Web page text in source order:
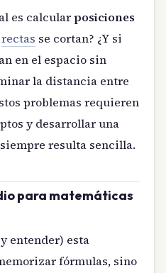
es calcular posiciones
rectas se cortan? ¿Y si
en el espacio sin
la distancia entre
problemas requieren
y desarrollar una
resulta sencilla.
para matemáticas
entender) esta
fórmulas, sino